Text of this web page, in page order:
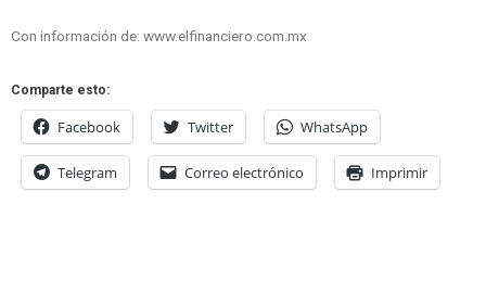
Con información de: www.elfinanciero.com.mx
Comparte esto:
Facebook Twitter WhatsApp
Telegram Correo electrónico Imprimir